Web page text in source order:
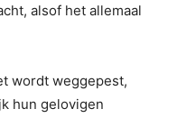
alsof het allemaal
wordt weggepest,
hun gelovigen